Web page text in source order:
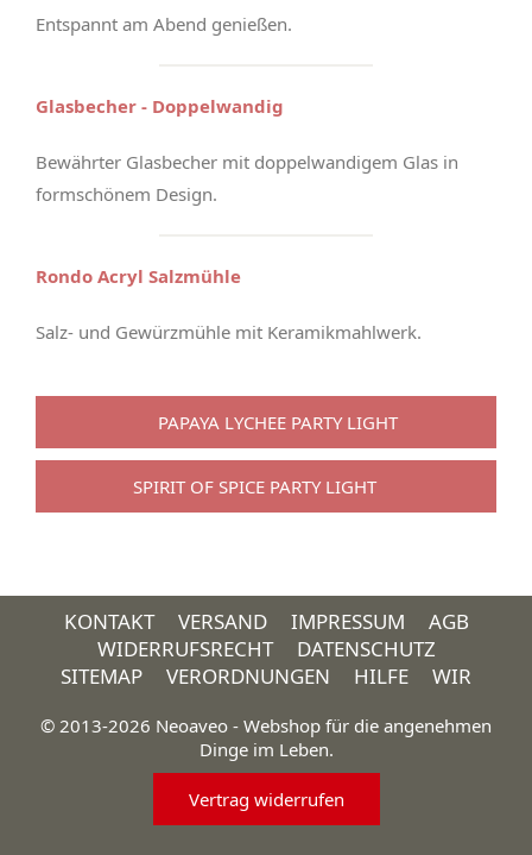
Entspannt am Abend genießen.
Glasbecher - Doppelwandig
Bewährter Glasbecher mit doppelwandigem Glas in
formschönem Design.
Rondo Acryl Salzmühle
Salz- und Gewürzmühle mit Keramikmahlwerk.
PAPAYA LYCHEE PARTY LIGHT
SPIRIT OF SPICE PARTY LIGHT
KONTAKT VERSAND IMPRESSUM
AGB
WIDERRUFSRECHT
DATENSCHUTZ
SITEMAP
VERORDNUNGEN HILFE WIR
© 2013-2026 Neoaveo - Webshop für die angenehmen
Dinge im Leben.
Vertrag widerrufen